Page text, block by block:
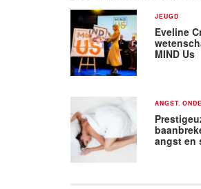
JEUGD
Eveline
MIND Us
ANGST,
angst en